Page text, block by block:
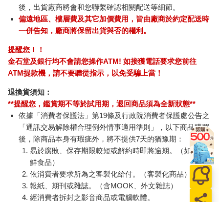
後，出貨廠商將會和您聯繫確認相關配送等細節。
偏遠地區、樓層費及其它加價費用，皆由廠商於約定配送時
一併告知，廠商將保留出貨與否的權利。
提醒您！！
金石堂及銀行均不會請您操作ATM! 如接獲電話要求您前往
ATM提款機，請不要聽從指示，以免受騙上當！
退換貨須知：
**提醒您，鑑賞期不等於試用期，退回商品須為全新狀態**
依據「消費者保護法」第19條及行政院消費者保護處公告之
「通訊交易解除權合理例外情事適用準則」，以下商品購買
後，除商品本身有瑕疵外，將不提供7天的猶豫期：
易於腐敗、保存期限較短或解約時即將逾期。（如：生
鮮食品）
依消費者要求所為之客製化給付。（客製化商品）
報紙、期刊或雜誌。（含MOOK、外文雜誌）
經消費者拆封之影音商品或電腦軟體。